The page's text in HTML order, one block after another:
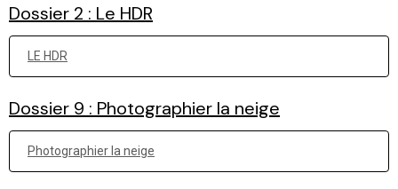
Dossier 2 : Le HDR
LE HDR
Dossier 9 : Photographier la neige
Photographier la neige